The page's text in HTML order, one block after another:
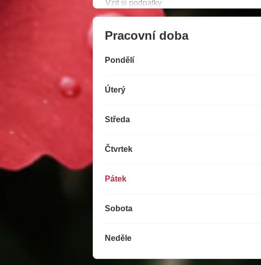
Vzít si podpatky
Pracovní doba
Pondělí
Úterý
Středa
Čtvrtek
Pátek
Sobota
Neděle